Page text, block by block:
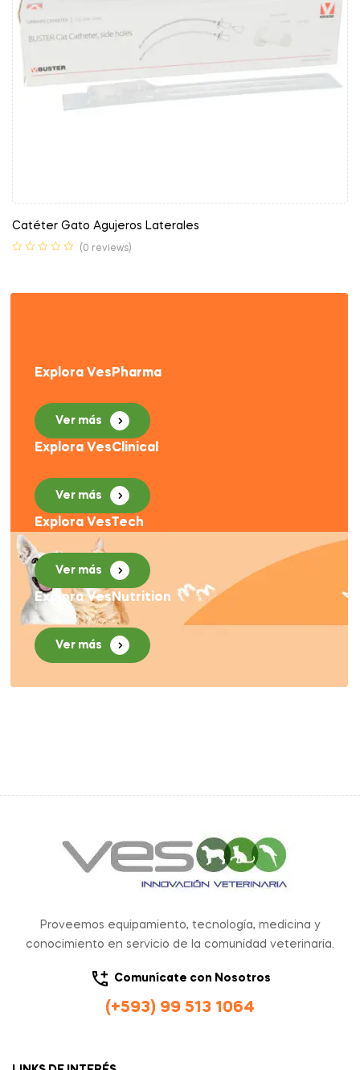
Catéter Gato Agujeros Laterales
(0 reviews)
Explora VesPharma
Ver más
Explora VesClinical
Ver más
Explora VesTech
Ver más
Explora VesNutrition
Ver más
Proveemos equipamiento, tecnología, medicina y
conocimiento en servicio de la comunidad veterinaria.
Comunícate con Nosotros
(+593) 99 513 1064